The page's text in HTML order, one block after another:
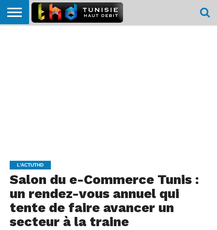
L'ACTUTHD
Salon du e-Commerce Tunis :
un rendez-vous annuel qui
tente de faire avancer un
secteur à la traine